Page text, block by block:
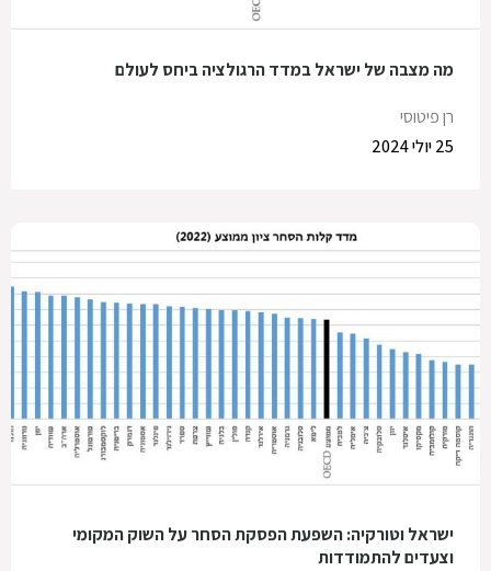
מה מצבה של ישראל במדד הרגולציה ביחס לעולם
רן פיטוסי
25 יולי 2024
ישראל וטורקיה: השפעת הפסקת הסחר על השוק המקומי
וצעדים להתמודדות